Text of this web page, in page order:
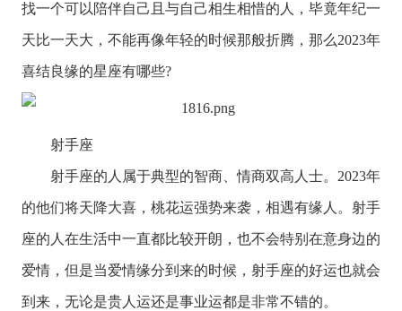
找一个可以陪伴自己且与自己相生相惜的人，毕竟年纪一
天比一天大，不能再像年轻的时候那般折腾，那么2023年
喜结良缘的星座有哪些?
射手座
射手座的人属于典型的智商、情商双高人士。2023年
的他们将天降大喜，桃花运强势来袭，相遇有缘人。射手
座的人在生活中一直都比较开朗，也不会特别在意身边的
爱情，但是当爱情缘分到来的时候，射手座的好运也就会
到来，无论是贵人运还是事业运都是非常不错的。